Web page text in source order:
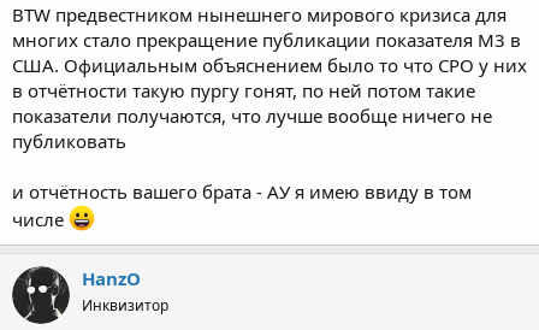
BTW предвестником нынешнего мирового кризиса для
многих стало прекращение публикации показателя M3 в
США. Официальным объяснением было то что СРО у них
в отчётности такую пургу гонят, по ней потом такие
показатели получаются, что лучше вообще ничего не
публиковать
и отчётность вашего брата - АУ я имею ввиду в том
числе
HanzO
Инквизитор